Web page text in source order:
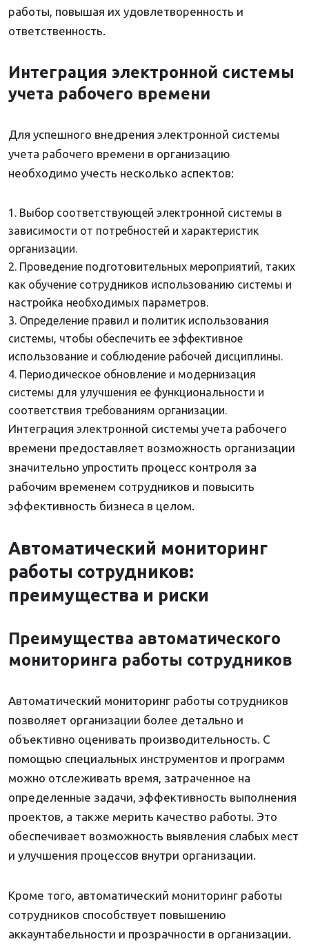
работы, повышая их удовлетворенность и
ответственность.
Интеграция электронной системы
учета рабочего времени
Для успешного внедрения электронной системы
учета рабочего времени в организацию
необходимо учесть несколько аспектов:
Выбор соответствующей электронной системы в
зависимости от потребностей и характеристик
организации.
Проведение подготовительных мероприятий, таких
как обучение сотрудников использованию системы и
настройка необходимых параметров.
Определение правил и политик использования
системы, чтобы обеспечить ее эффективное
использование и соблюдение рабочей дисциплины.
Периодическое обновление и модернизация
системы для улучшения ее функциональности и
соответствия требованиям организации.
Интеграция электронной системы учета рабочего
времени предоставляет возможность организации
значительно упростить процесс контроля за
рабочим временем сотрудников и повысить
эффективность бизнеса в целом.
Автоматический мониторинг
работы сотрудников:
преимущества и риски
Преимущества автоматического
мониторинга работы сотрудников
Автоматический мониторинг работы сотрудников
позволяет организации более детально и
объективно оценивать производительность. С
помощью специальных инструментов и программ
можно отслеживать время, затраченное на
определенные задачи, эффективность выполнения
проектов, а также мерить качество работы. Это
обеспечивает возможность выявления слабых мест
и улучшения процессов внутри организации.
Кроме того, автоматический мониторинг работы
сотрудников способствует повышению
аккаунтабельности и прозрачности в организации.